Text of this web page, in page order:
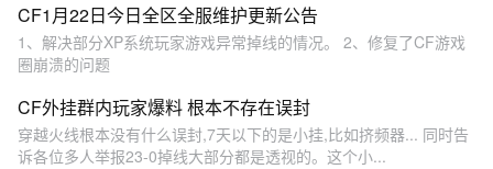
CF1月22日今日全区全服维护更新公告
1、解决部分XP系统玩家游戏异常掉线的情况。 2、修复了CF游戏
圈崩溃的问题
CF外挂群内玩家爆料 根本不存在误封
穿越火线根本没有什么误封,7天以下的是小挂,比如挤频器... 同时告
诉各位多人举报23-0掉线大部分都是透视的。这个小...